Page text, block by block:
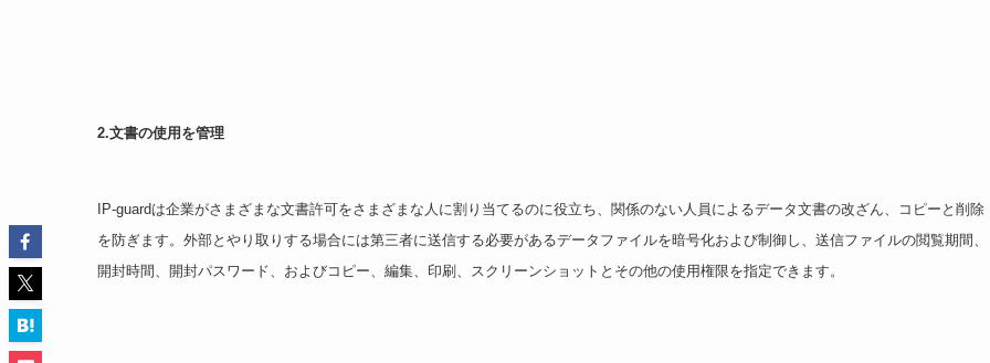
2.文書の使用を管理
IP-guardは企業がさまざまな文書許可をさまざまな人に割り当てるのに役立ち、関係のない人員によるデータ文書の改ざん、コピーと削除
を防ぎます。外部とやり取りする場合には第三者に送信する必要があるデータファイルを暗号化および制御し、送信ファイルの閲覧期間、
開封時間、開封パスワード、およびコピー、編集、印刷、スクリーンショットとその他の使用権限を指定できます。